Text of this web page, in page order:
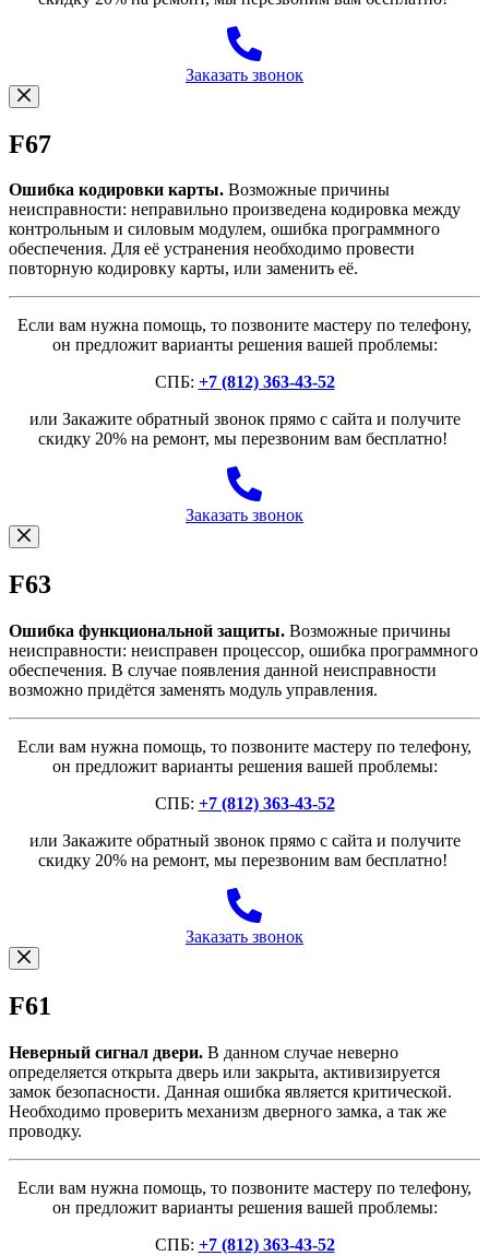
Заказать звонок
F67
Ошибка кодировки карты. Возможные причины
неисправности: неправильно произведена кодировка между
контрольным и силовым модулем, ошибка программного
обеспечения. Для её устранения необходимо провести
повторную кодировку карты, или заменить её.
Если вам нужна помощь, то позвоните мастеру по телефону,
он предложит варианты решения вашей проблемы:
СПБ: +7 (812) 363-43-52
или Закажите обратный звонок прямо с сайта и получите
скидку 20% на ремонт, мы перезвоним вам бесплатно!
Заказать звонок
F63
Ошибка функциональной защиты. Возможные причины
неисправности: неисправен процессор, ошибка программного
обеспечения. В случае появления данной неисправности
возможно придётся заменять модуль управления.
Если вам нужна помощь, то позвоните мастеру по телефону,
он предложит варианты решения вашей проблемы:
СПБ: +7 (812) 363-43-52
или Закажите обратный звонок прямо с сайта и получите
скидку 20% на ремонт, мы перезвоним вам бесплатно!
Заказать звонок
F61
Неверный сигнал двери. В данном случае неверно
определяется открыта дверь или закрыта, активизируется
замок безопасности. Данная ошибка является критической.
Необходимо проверить механизм дверного замка, а так же
проводку.
Если вам нужна помощь, то позвоните мастеру по телефону,
он предложит варианты решения вашей проблемы:
СПБ: +7 (812) 363-43-52